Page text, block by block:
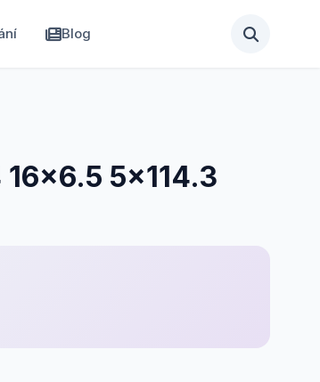
Blog
16x6.5 5x114.3